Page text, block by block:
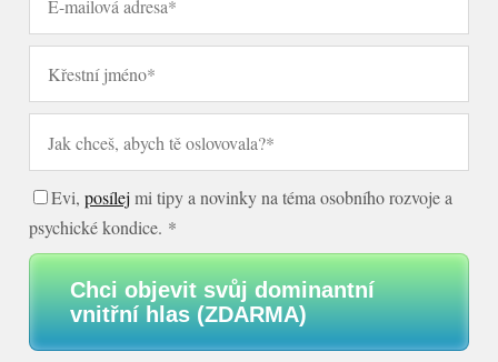
Evi,posílej mi tipy a novinky na téma osobního rozvoje a
psychické kondice. *
Chci objevit svůj dominantní
vnitřní hlas (ZDARMA)